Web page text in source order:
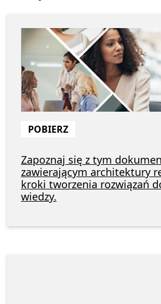
POBIERZ
Zapoznaj się z tym
zawierającym architektury
kroki tworzenia rozwiązań
wiedzy.